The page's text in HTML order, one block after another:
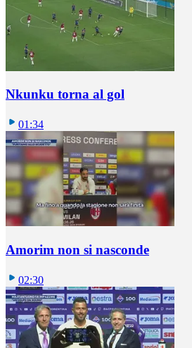
Nkunku torna al gol
01:34
Amorim non si nasconde
02:30